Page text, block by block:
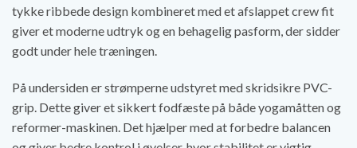
tykke ribbede design kombineret med et afslappet crew fit
giver et moderne udtryk og en behagelig pasform, der sidder
godt under hele træningen.
På undersiden er strømperne udstyret med skridsikre PVC-
grip. Dette giver et sikkert fodfæste på både yogamåtten og
reformer-maskinen. Det hjælper med at forbedre balancen